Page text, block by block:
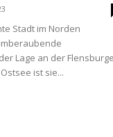
Stadt im Norden
Lage an der
ist sie...